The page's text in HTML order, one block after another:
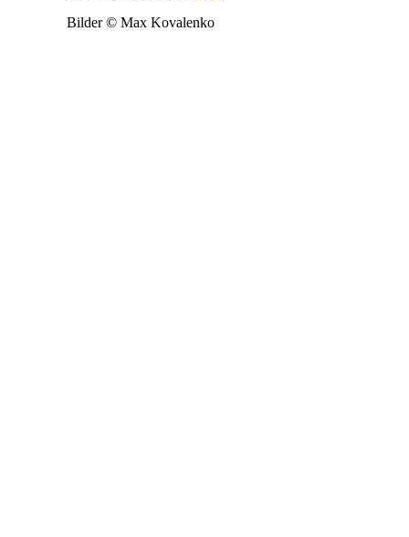
Bilder © Max Kovalenko